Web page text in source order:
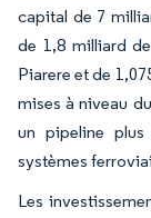
capital de 7
de 1,8 milliard
Piarere et de
mises à niveau
un pipeline
systèmes
Les